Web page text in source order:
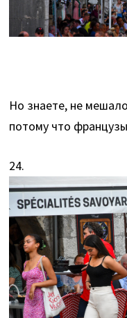
Но знаете, не
потому что французы
24.